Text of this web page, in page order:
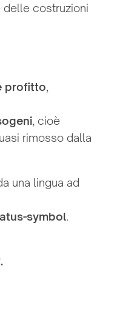
delle costruzioni
profitto,
, cioè
rimosso dalla
una lingua ad
symbol.